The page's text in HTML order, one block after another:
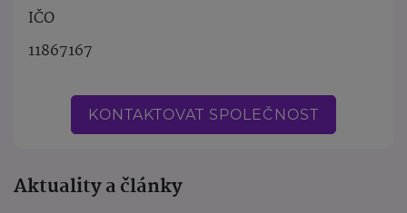
IČO
11867167
KONTAKTOVAT SPOLEČNOST
Aktuality a články